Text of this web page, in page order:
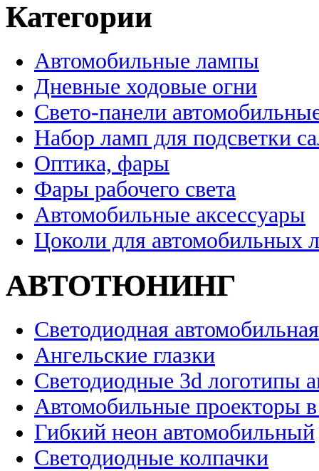
Категории
Автомобильные лампы
Дневные ходовые огни
Свето-панели
Набор ламп для подсветки
Оптика, фары
Фары рабочего света
Автомобильные аксессуары
Цоколи для автомобильных
АВТОТЮНИНГ
Светодиодная
Ангельские глазки
Светодиодные 3d логотипы
Автомобильные проекторы
Гибкий неон автомобильный
Светодиодные колпачки